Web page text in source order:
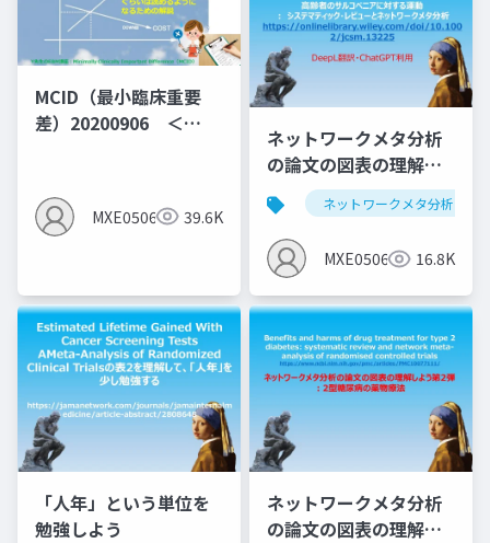
MCID（最小臨床重要
差）20200906 ＜
明となっている＞
MXE05064 39.6K
ネットワークメタ分析
の論文の図表の理解し
よう第1弾：サルコペニ
アと運動のNMA
ネットワークメタ分析
MXE05064 16.8K
「人年」という単位を
勉強しよう
ネットワークメタ分析
の論文の図表の理解し